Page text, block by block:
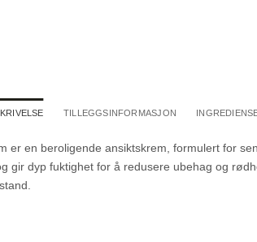
TILLEGGSINFORMASJON
er en beroligende ansiktskrem, formulert for
gir dyp fuktighet for å redusere ubehag og